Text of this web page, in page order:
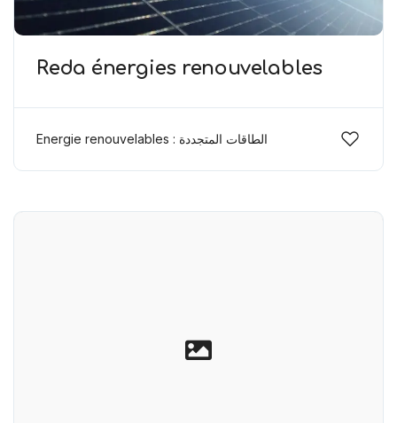
Reda énergies renouvelables
Energie renouvelables : الطاقات المتجددة